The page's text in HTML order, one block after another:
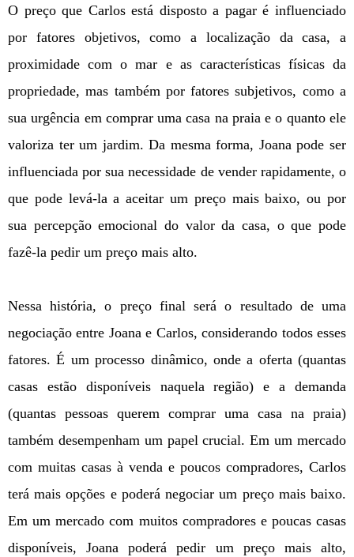
O preço que Carlos está disposto a pagar é influenciado
por fatores objetivos, como a localização da casa, a
proximidade com o mar e as características físicas da
propriedade, mas também por fatores subjetivos, como a
sua urgência em comprar uma casa na praia e o quanto ele
valoriza ter um jardim. Da mesma forma, Joana pode ser
influenciada por sua necessidade de vender rapidamente, o
que pode levá-la a aceitar um preço mais baixo, ou por
sua percepção emocional do valor da casa, o que pode
fazê-la pedir um preço mais alto.
Nessa história, o preço final será o resultado de uma
negociação entre Joana e Carlos, considerando todos esses
fatores. É um processo dinâmico, onde a oferta (quantas
casas estão disponíveis naquela região) e a demanda
(quantas pessoas querem comprar uma casa na praia)
também desempenham um papel crucial. Em um mercado
com muitas casas à venda e poucos compradores, Carlos
terá mais opções e poderá negociar um preço mais baixo.
Em um mercado com muitos compradores e poucas casas
disponíveis, Joana poderá pedir um preço mais alto,